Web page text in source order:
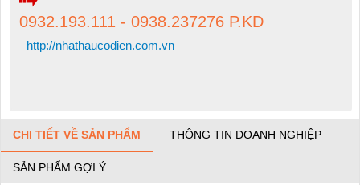
0932.193.111 - 0938.237276 P.KD
http://nhathaucodien.com.vn
CHI TIẾT VỀ SẢN PHẨM THÔNG TIN DOANH NGHIỆP
SẢN PHẨM GỢI Ý